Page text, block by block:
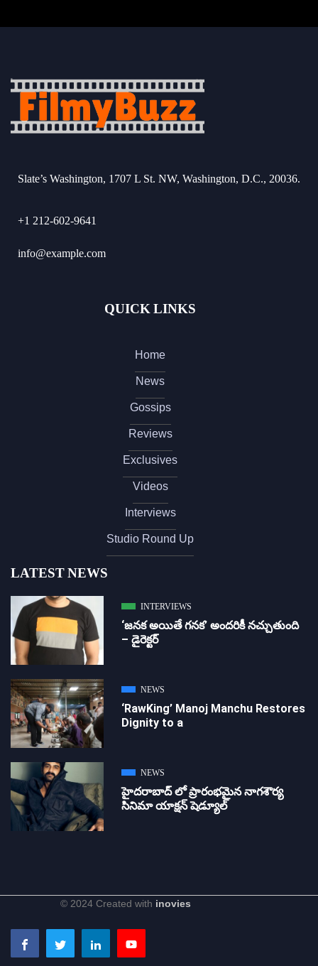
Slate’s Washington, 1707 L St. NW, Washington, D.C., 20036.
+1 212-602-9641
info@example.com
QUICK LINKS
Home
News
Gossips
Reviews
Exclusives
Videos
Interviews
Studio Round Up
LATEST NEWS
INTERVIEWS
‘జ‌న‌క అయితే గ‌న‌క‌’ అందరికీ నచ్చుతుంది
– డైరెక్ట‌ర్
NEWS
‘RawKing’ Manoj Manchu Restores
Dignity to a
NEWS
హైదరాబాద్ లో ప్రారంభమైన నాగశౌర్య
సినిమా యాక్షన్ షెడ్యూల్
© 2024 Created with inovies